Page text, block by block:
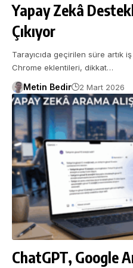
Yapay Zekâ
Çıkıyor
Tarayıcıda geçirilen süre artık
Chrome eklentileri, dikkat…
Metin Bedir 2 Mart 2026
ChatGPT, Google